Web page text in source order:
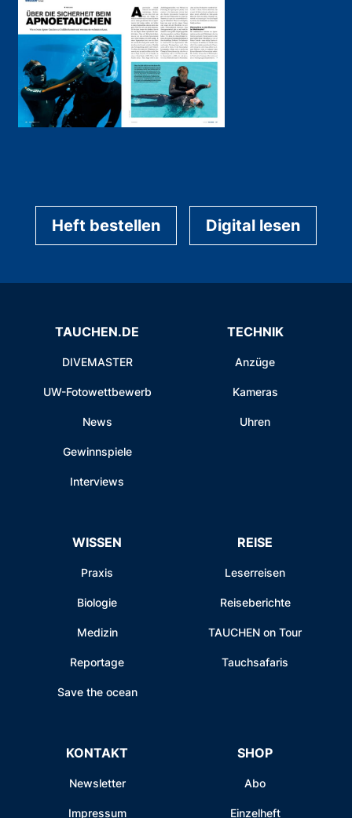
Heft bestellen Digital lesen
TAUCHEN.DE
DIVEMASTER
UW-Fotowettbewerb
News
Gewinnspiele
Interviews
TECHNIK
Anzüge
Kameras
Uhren
WISSEN
Praxis
Biologie
Medizin
Reportage
Save the ocean
REISE
Leserreisen
Reiseberichte
TAUCHEN on Tour
Tauchsafaris
KONTAKT
Newsletter
Impressum
SHOP
Abo
Einzelheft